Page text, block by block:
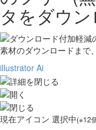
タをダウン
素材のダウンロードまで
illustrator Ai
現在アイコン 選択中(※12